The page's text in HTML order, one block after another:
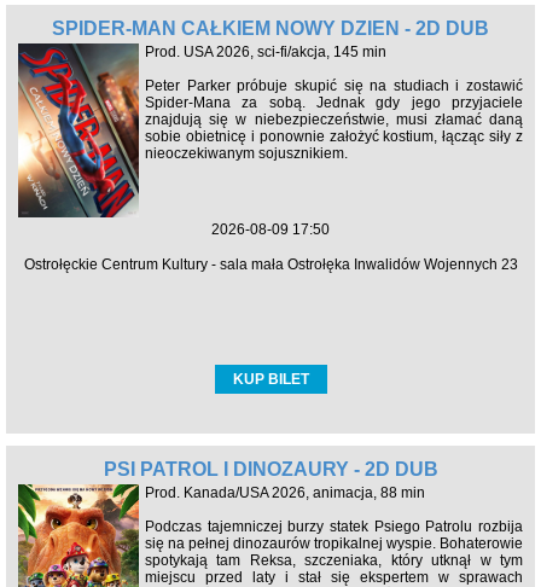
SPIDER-MAN CAŁKIEM NOWY DZIEŃ - 2D DUB
Prod. USA 2026, sci-fi/akcja, 145 min
Peter Parker próbuje skupić się na studiach i zostawić
Spider-Mana za sobą. Jednak gdy jego przyjaciele
znajdują się w niebezpieczeństwie, musi złamać daną
sobie obietnicę i ponownie założyć kostium, łącząc siły z
nieoczekiwanym sojusznikiem.
2026-08-09 17:50
Ostrołęckie Centrum Kultury - sala mała Ostrołęka Inwalidów Wojennych 23
KUP BILET
PSI PATROL I DINOZAURY - 2D DUB
Prod. Kanada/USA 2026, animacja, 88 min
Podczas tajemniczej burzy statek Psiego Patrolu rozbija
się na pełnej dinozaurów tropikalnej wyspie. Bohaterowie
spotykają tam Reksa, szczeniaka, który utknął w tym
miejscu przed laty i stał się ekspertem w sprawach